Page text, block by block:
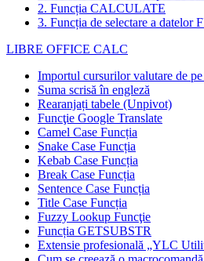
2. Funcția CALCULATE
3. Funcția de selectare a datelor
LIBRE OFFICE CALC
Importul cursurilor valutare de
Suma scrisă în engleză
Rearanjați tabele (Unpivot)
Funcţie Google Translate
Camel Case Funcția
Snake Case Funcția
Kebab Case Funcția
Break Case Funcția
Sentence Case Funcția
Title Case Funcția
Fuzzy Lookup Funcţie
Funcția GETSUBSTR
Extensie profesională „YLC